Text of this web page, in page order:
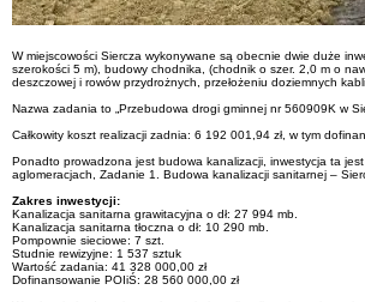
W miejscowości Siercza wykonywane są obecnie dwie duże
szerokości 5 m), budowy chodnika, (chodnik o szer. 2,0 m o
deszczowej i rowów przydrożnych, przełożeniu doziemnych
Nazwa zadania to „Przebudowa drogi gminnej nr 560909K w
Całkowity koszt realizacji zadnia: 6 192 001,94 zł, w tym
Ponadto prowadzona jest budowa kanalizacji, inwestycja ta
aglomeracjach, Zadanie 1. Budowa kanalizacji sanitarnej –
Zakres inwestycji:
Kanalizacja sanitarna grawitacyjna o dł: 27 994 mb.
Kanalizacja sanitarna tłoczna o dł: 10 290 mb.
Pompownie sieciowe: 7 szt.
Studnie rewizyjne: 1 537 sztuk
Wartość zadania: 41 328 000,00 zł
Dofinansowanie POIiŚ: 28 560 000,00 zł